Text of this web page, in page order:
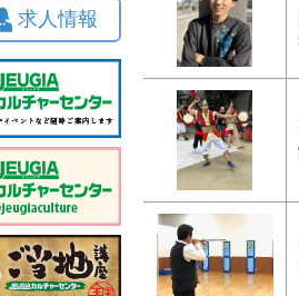
求人情報